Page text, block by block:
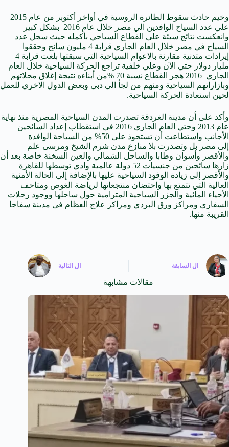
وخيم حادث سقوط الطائرة الروسية في أواخر أكتوبر من عام 2015
علي عدد السياح الوافدين الي مصر خلال عام 2016 بشكل كبير
وانعكست نتائج سيئة علي القطاع السياحي بأكمله حيث سجل عدد
السياح في مصر خلال العام الجاري قرابة 4 مليون سائح وحققوا
إيرادات متدنية مقارنة بالاعوام السياحية التي سبقتها بلغت قرابة 4
مليار دولار حتي الآن وعلي خلفية تراجع الحركة السياحية خلال العام
الجاري 2016 هجر القطاع نسبة 70 %من أبناءه نتيجة إغلاق محلاتهم
وبازاراتهم السياحية ومنهم من لجأ الي دبي وبعض الدول الاخري للعمل
لحين استعادة الحركة السياحية.
وأكد على أن مدينة الغردقة تصدرت المدن السياحية المصرية منذ نهاية
عام 2013 وحتي العام الجاري 2016 في استقطاب إعداد السائحين
الأجانب واستطاعت أن تستحوذ على 50% من السياحة الوافدة
إلى مصر بل وتصدرت بلا منازع مدن شرم الشيخ ومرسى علم
والأقصر وأسوان وطابا والساحل الشمالي والعين السخنة خاصة بعد أن
زارها سائحين من جنسيات 52 دولة عالمية وادي توسطها للقاهرة
والأقصر إلى زيادة الوفود السياحية عليها بالإضافة إلى الحالة الأمنية
العالية التي تتمتع بها واحتضان منتجعاتها لرياضة الغوص ومتاحف
الأحياء المائية والجزر السياحية المترامية حول ساحلها ووجود رحلات
السفاري ومراكز ورق البردي ومراكز علاج العظام فى مدينة سفاجا
القريبة منها.
ال السابقة ال التالية
مقالات مشابهة